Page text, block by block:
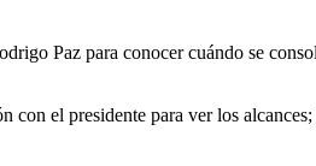
Paz para conocer cuándo se
el presidente para ver los